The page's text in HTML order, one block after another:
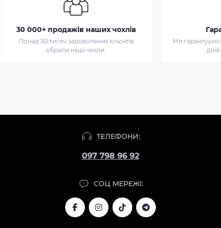
30 000+ продажів наших чохлів
Понад 30 тисяч задоволених клієнтів
обрали наші чохли.
Ми гарантуємо
ТЕЛЕФОНИ:
097 798 96 92
СОЦ МЕРЕЖІ: